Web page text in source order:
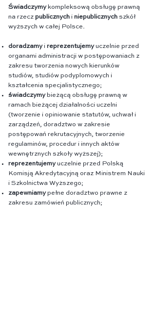
Świadczymykompleksową obsługę prawną
na rzecz publicznych i niepublicznych szkół
wyższych w całej Polsce.
doradzamyi reprezentujemyuczelnie przed
organami administracji w postępowaniach z
zakresu tworzenia nowych kierunków
studiów, studiów podyplomowych i
kształcenia specjalistycznego;
świadczymybieżącą obsługę prawną w
ramach bieżącej działalności uczelni
(tworzenie i opiniowanie statutów, uchwał i
zarządzeń, doradztwo w zakresie
postępowań rekrutacyjnych, tworzenie
regulaminów, procedur i innych aktów
wewnętrznych szkoły wyższej);
reprezentujemyuczelnie przed Polską
Komisją Akredytacyjną oraz Ministrem Nauki
i Szkolnictwa Wyższego;
zapewniamypełne doradztwo prawne z
zakresu zamówień publicznych;